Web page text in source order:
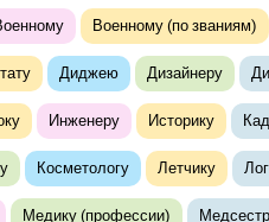
Военному (по званиям)
Диджею Дизайнеру
Инженеру Историку
Косметологу Летчику
Медику (профессии)